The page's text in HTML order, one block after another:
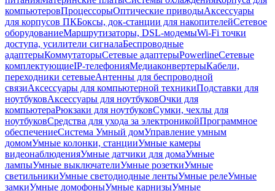
компьютеровПроцессорыОптические приводыАксессуары
для корпусов ПКБоксы, док-станции для накопителейСетевое
оборудованиеМаршрутизаторы, DSL-модемыWi-Fi точки
доступа, усилители сигналаБеспроводные
адаптерыКоммутаторыСетевые адаптерыPowerlineСетевые
комплектующиеIP-телефонияМедиаконвертерыКабели,
переходники сетевыеАнтенны для беспроводной
связиАксессуары для компьютерной техникиПодставки для
ноутбуковАксессуары для ноутбуковОчки для
компьютераРюкзаки для ноутбуковСумки, чехлы для
ноутбуковСредства для ухода за электроникойПрограммное
обеспечениеСистема Умный домУправление умным
домомУмные колонки, станцииУмные камеры
видеонаблюденияУмные датчики для домаУмные
лампыУмные выключателиУмные розеткиУмные
светильникиУмные светодиодные лентыУмные релеУмные
замкиУмные домофоныУмные карнизыУмные